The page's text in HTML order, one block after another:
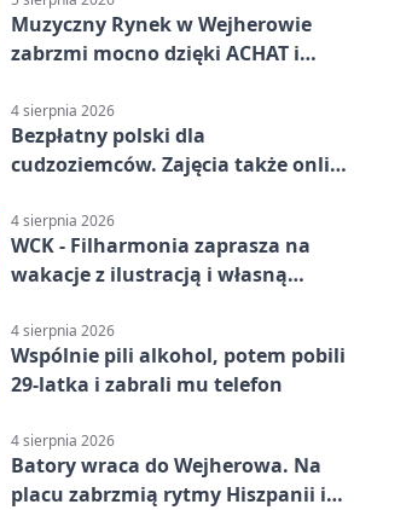
Muzyczny Rynek w Wejherowie
zabrzmi mocno dzięki ACHAT i
4 sierpnia 2026
Bezpłatny polski dla
cudzoziemców. Zajęcia także online
4 sierpnia 2026
WCK - Filharmonia zaprasza na
wakacje z ilustracją i własną
4 sierpnia 2026
Wspólnie pili alkohol, potem pobili
29-latka i zabrali mu telefon
4 sierpnia 2026
Batory wraca do Wejherowa. Na
placu zabrzmią rytmy Hiszpanii i